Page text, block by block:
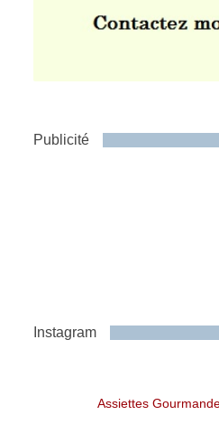
Publicité
Instagram
Assiettes